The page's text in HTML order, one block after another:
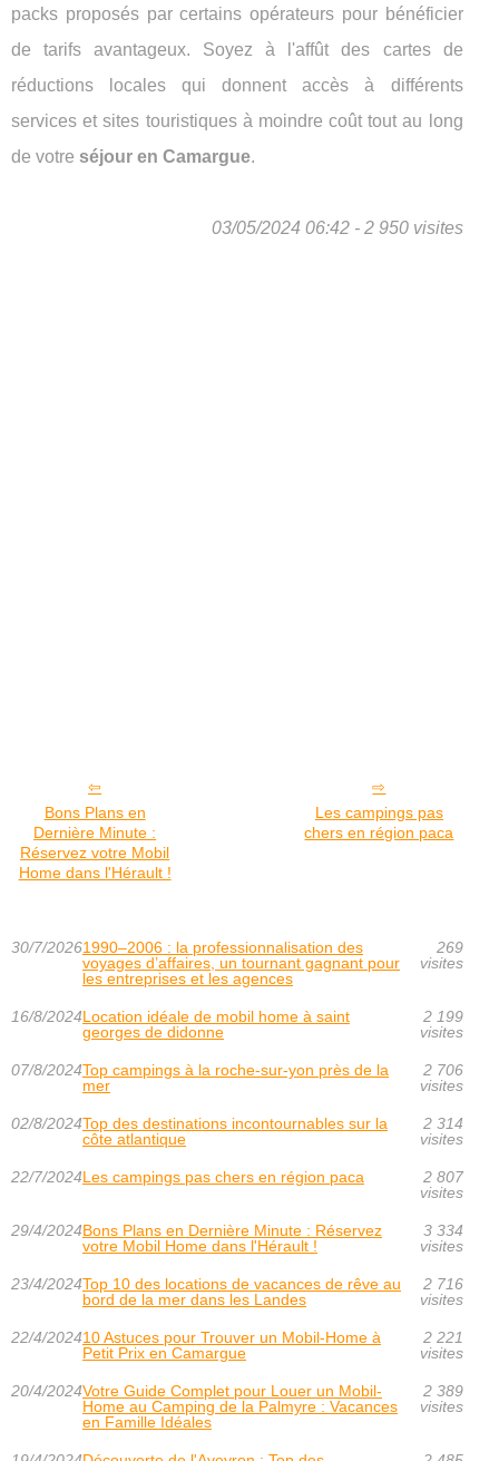
packs proposés par certains opérateurs pour bénéficier
de tarifs avantageux. Soyez à l'affût des cartes de
réductions locales qui donnent accès à différents
services et sites touristiques à moindre coût tout au long
de votre séjour en Camargue.
03/05/2024 06:42 - 2 950 visites
Bons Plans en
Dernière Minute :
Réservez votre Mobil
Home dans l'Hérault !
Les campings pas
chers en région paca
30/7/20261990–2006 : la professionnalisation des
voyages d’affaires, un tournant gagnant pour
les entreprises et les agences
269
visites
16/8/2024Location idéale de mobil home à saint
georges de didonne
2 199
visites
07/8/2024Top campings à la roche-sur-yon près de la
mer
2 706
visites
02/8/2024Top des destinations incontournables sur la
côte atlantique
2 314
visites
22/7/2024Les campings pas chers en région paca
2 807
visites
29/4/2024Bons Plans en Dernière Minute : Réservez
votre Mobil Home dans l'Hérault !
3 334
visites
23/4/2024Top 10 des locations de vacances de rêve au
bord de la mer dans les Landes
2 716
visites
22/4/202410 Astuces pour Trouver un Mobil-Home à
Petit Prix en Camargue
2 221
visites
20/4/2024Votre Guide Complet pour Louer un Mobil-
Home au Camping de la Palmyre : Vacances
en Famille Idéales
2 389
visites